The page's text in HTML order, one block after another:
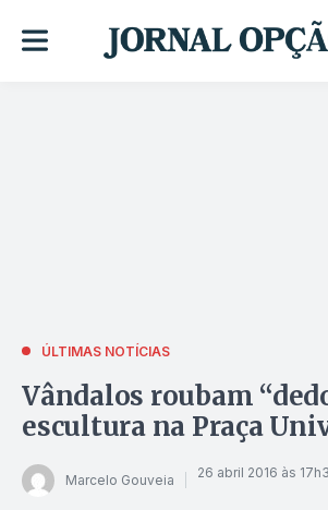
ÚLTIMAS NOTÍCIAS
Vândalos roubam
escultura na Praça
Marcelo Gouveia 26 abril 2016 às